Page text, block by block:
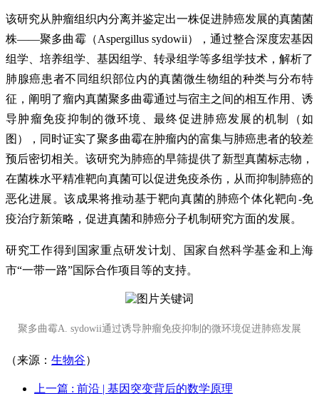
该研究从肿瘤组织内分离并鉴定出一株促进肺癌发展的真菌菌
株——聚多曲霉（Aspergillus sydowii），通过整合深度宏基因
组学、培养组学、基因组学、转录组学等多组学技术，解析了
肺腺癌患者不同组织部位内的真菌微生物组的种类与分布特
征，阐明了瘤内真菌聚多曲霉通过与宿主之间的相互作用、诱
导肿瘤免疫抑制的微环境、最终促进肺癌发展的机制（如
图），同时证实了聚多曲霉在肿瘤内的富集与肺癌患者的较差
预后密切相关。该研究为肺癌的早筛提供了新型真菌标志物，
在菌株水平精准靶向真菌可以促进免疫杀伤，从而抑制肺癌的
恶化进展。该成果将推动基于靶向真菌的肺癌个体化靶向-免
疫治疗新策略，促进真菌和肺癌分子机制研究方面的发展。
研究工作得到国家重点研发计划、国家 自然科学基金和上海
市“一带一路”国际合作项目等的支持。
聚多曲霉A. sydowii通过诱导肿瘤免疫抑制的微环境促进肺癌发展
（来源： 生物谷）
上一篇 : 前沿 | 基因突变背后的数学原理